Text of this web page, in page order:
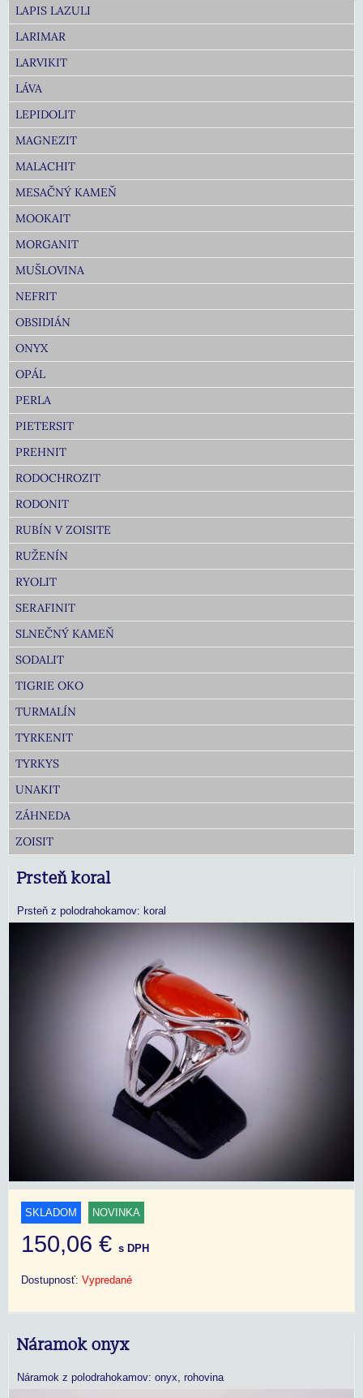
LAPIS LAZULI
LARIMAR
LARVIKIT
LÁVA
LEPIDOLIT
MAGNEZIT
MALACHIT
MESAČNÝ KAMEŇ
MOOKAIT
MORGANIT
MUŠLOVINA
NEFRIT
OBSIDIÁN
ONYX
OPÁL
PERLA
PIETERSIT
PREHNIT
RODOCHROZIT
RODONIT
RUBÍN V ZOISITE
RUŽENÍN
RYOLIT
SERAFINIT
SLNEČNÝ KAMEŇ
SODALIT
TIGRIE OKO
TURMALÍN
TYRKENIT
TYRKYS
UNAKIT
ZÁHNEDA
ZOISIT
Prsteň koral
Prsteň z polodrahokamov: koral
SKLADOM NOVINKA
150,06 € s DPH
Dostupnosť: Vypredané
Náramok onyx
Náramok z polodrahokamov: onyx, rohovina